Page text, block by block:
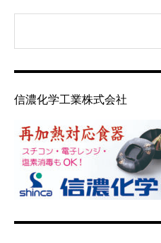
信濃化学工業株式会社